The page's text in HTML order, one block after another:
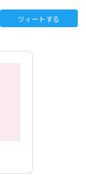
ツィートする